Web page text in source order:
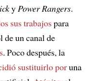
yPower Rangers.
sus trabajospara
de un canal de
. Poco después, la
sustituirlo poruna